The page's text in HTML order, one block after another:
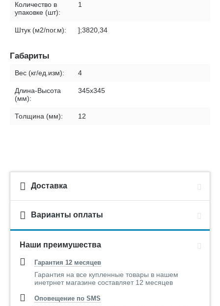
Количество в
упаковке (шт):
1
Штук (м2/пог.м): ];3820,34
Габариты
Вес (кг/ед.изм): 4
Длина-Высота
(мм):
345х345
Толщина (мм): 12
Доставка
Варианты оплаты
Наши преимушества
Гарантия 12 месяцев
Гарантия на все купленные товары в нашем
инетрнет магазине составляет 12 месяцев
Оповещение по SMS